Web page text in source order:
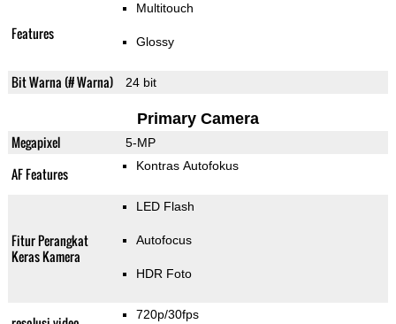
Features
Multitouch
Glossy
Bit Warna (# Warna) 24 bit
Primary Camera
Megapixel 5-MP
AF Features Kontras Autofokus
Fitur Perangkat
Keras Kamera
LED Flash
Autofocus
HDR Foto
720p/30fps